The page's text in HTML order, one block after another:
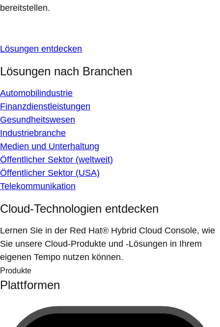
bereitstellen.
Lösungen entdecken
Lösungen nach Branchen
Automobilindustrie
Finanzdienstleistungen
Gesundheitswesen
Industriebranche
Medien und Unterhaltung
Öffentlicher Sektor (weltweit)
Öffentlicher Sektor (USA)
Telekommunikation
Cloud-Technologien entdecken
Lernen Sie in der Red Hat® Hybrid Cloud Console, wie
Sie unsere Cloud-Produkte und -Lösungen in Ihrem
eigenen Tempo nutzen können.
Produkte
Plattformen